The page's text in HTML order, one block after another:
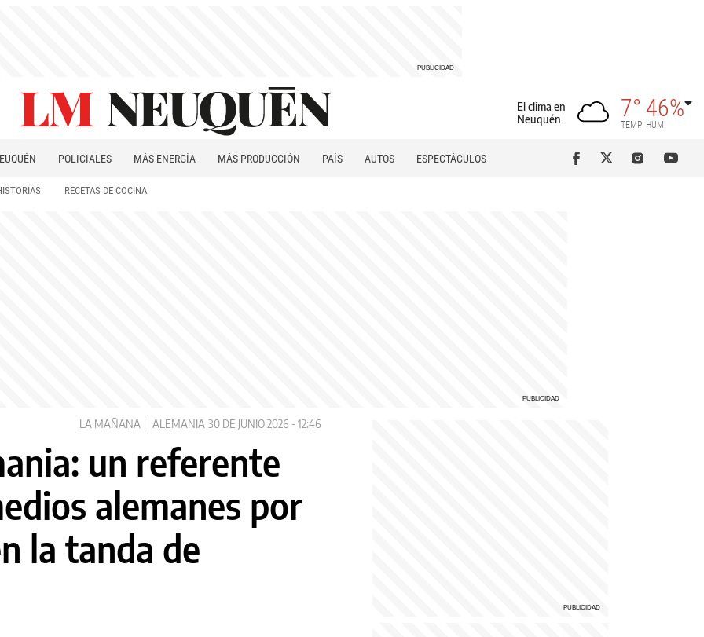
El clima en
Neuquén
7°
TEMP
46%
HUM
POLICIALES MÁS ENERGÍA MÁS PRODUCCIÓN PAÍS AUTOS
ESPECTÁCULOS
RECETAS DE COCINA
LA MAÑANA ALEMANIA 30 DE JUNIO 2026 - 12:46
un referente
alemanes por
la tanda de